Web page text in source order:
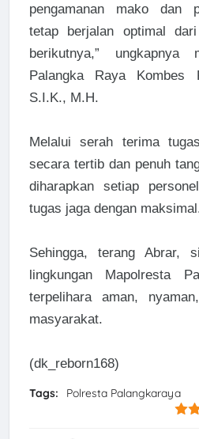
pengamanan mako dan
tetap berjalan optimal
berikutnya,” ungkapnya
Palangka Raya Kombes
S.I.K., M.H.
Melalui serah terima
secara tertib dan penuh
diharapkan setiap
tugas jaga dengan
Sehingga, terang Abrar,
lingkungan Mapolresta
terpelihara aman,
masyarakat.
(dk_reborn168)
Tags:
Polresta Palangkaraya